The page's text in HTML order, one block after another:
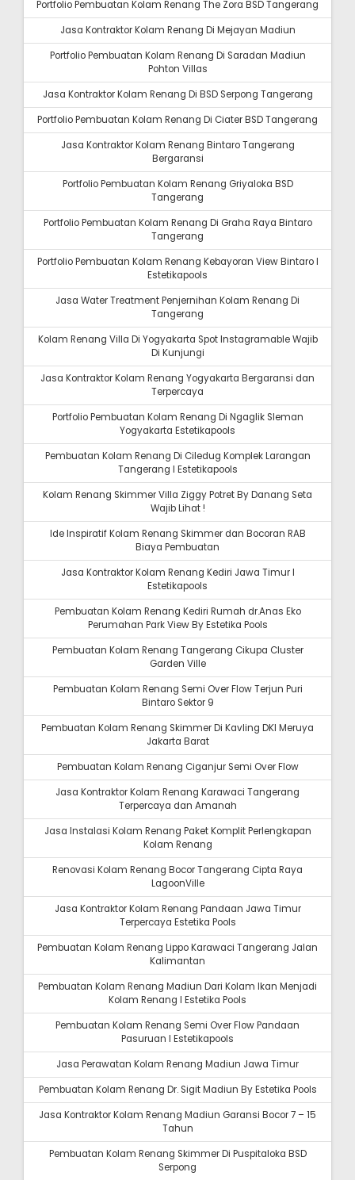
Portfolio Pembuatan Kolam Renang The Zora BSD Tangerang
Jasa Kontraktor Kolam Renang Di Mejayan Madiun
Portfolio Pembuatan Kolam Renang Di Saradan Madiun
Pohton Villas
Jasa Kontraktor Kolam Renang Di BSD Serpong Tangerang
Portfolio Pembuatan Kolam Renang Di Ciater BSD Tangerang
Jasa Kontraktor Kolam Renang Bintaro Tangerang
Bergaransi
Portfolio Pembuatan Kolam Renang Griyaloka BSD
Tangerang
Portfolio Pembuatan Kolam Renang Di Graha Raya Bintaro
Tangerang
Portfolio Pembuatan Kolam Renang Kebayoran View Bintaro I
Estetikapools
Jasa Water Treatment Penjernihan Kolam Renang Di
Tangerang
Kolam Renang Villa Di Yogyakarta Spot Instagramable Wajib
Di Kunjungi
Jasa Kontraktor Kolam Renang Yogyakarta Bergaransi dan
Terpercaya
Portfolio Pembuatan Kolam Renang Di Ngaglik Sleman
Yogyakarta Estetikapools
Pembuatan Kolam Renang Di Ciledug Komplek Larangan
Tangerang I Estetikapools
Kolam Renang Skimmer Villa Ziggy Potret By Danang Seta
Wajib Lihat !
Ide Inspiratif Kolam Renang Skimmer dan Bocoran RAB
Biaya Pembuatan
Jasa Kontraktor Kolam Renang Kediri Jawa Timur I
Estetikapools
Pembuatan Kolam Renang Kediri Rumah dr.Anas Eko
Perumahan Park View By Estetika Pools
Pembuatan Kolam Renang Tangerang Cikupa Cluster
Garden Ville
Pembuatan Kolam Renang Semi Over Flow Terjun Puri
Bintaro Sektor 9
Pembuatan Kolam Renang Skimmer Di Kavling DKI Meruya
Jakarta Barat
Pembuatan Kolam Renang Ciganjur Semi Over Flow
Jasa Kontraktor Kolam Renang Karawaci Tangerang
Terpercaya dan Amanah
Jasa Instalasi Kolam Renang Paket Komplit Perlengkapan
Kolam Renang
Renovasi Kolam Renang Bocor Tangerang Cipta Raya
LagoonVille
Jasa Kontraktor Kolam Renang Pandaan Jawa Timur
Terpercaya Estetika Pools
Pembuatan Kolam Renang Lippo Karawaci Tangerang Jalan
Kalimantan
Pembuatan Kolam Renang Madiun Dari Kolam Ikan Menjadi
Kolam Renang I Estetika Pools
Pembuatan Kolam Renang Semi Over Flow Pandaan
Pasuruan I Estetikapools
Jasa Perawatan Kolam Renang Madiun Jawa Timur
Pembuatan Kolam Renang Dr. Sigit Madiun By Estetika Pools
Jasa Kontraktor Kolam Renang Madiun Garansi Bocor 7 – 15
Tahun
Pembuatan Kolam Renang Skimmer Di Puspitaloka BSD
Serpong